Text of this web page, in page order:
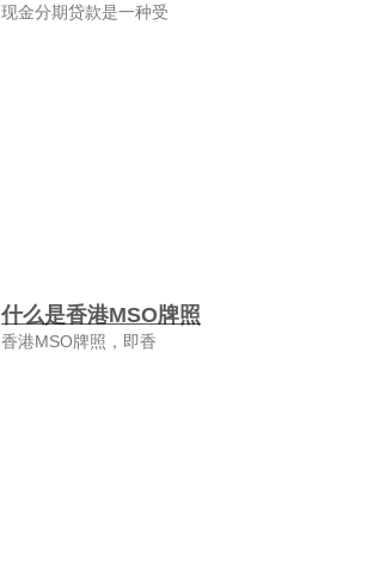
现金分期贷款是一种受
什么是香港MSO牌照
香港MSO牌照，即香